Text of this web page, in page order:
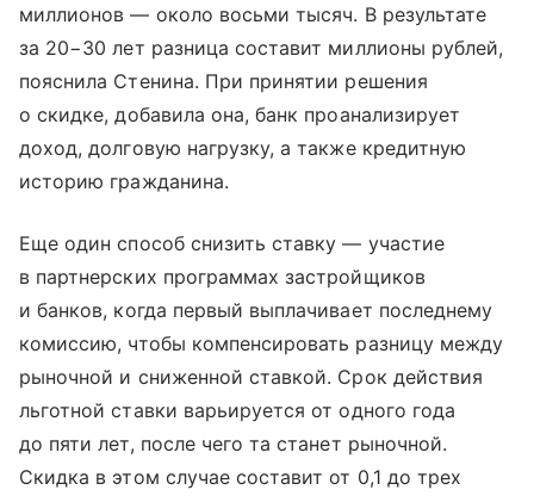
миллионов — около восьми тысяч. В результате
за 20−30 лет разница составит миллионы рублей,
пояснила Стенина. При принятии решения
о скидке, добавила она, банк проанализирует
доход, долговую нагрузку, а также кредитную
историю гражданина.
Еще один способ снизить ставку — участие
в партнерских программах застройщиков
и банков, когда первый выплачивает последнему
комиссию, чтобы компенсировать разницу между
рыночной и сниженной ставкой. Срок действия
льготной ставки варьируется от одного года
до пяти лет, после чего та станет рыночной.
Скидка в этом случае составит от 0,1 до трех